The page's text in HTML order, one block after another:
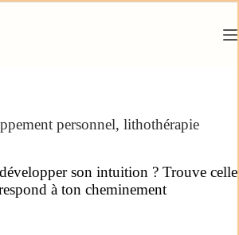
personnel,lithothérapie
son intuition ? Trouve celle
à ton cheminement